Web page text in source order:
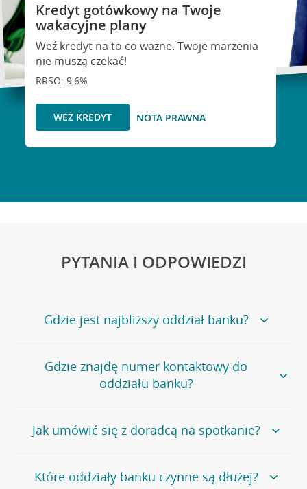
Kredyt gotówkowy na Twoje
wakacyjne plany
Weź kredyt na to co ważne. Twoje marzenia
nie muszą czekać!
RRSO: 9,6%
WEŹ KREDYT NOTA PRAWNA
PYTANIA I ODPOWIEDZI
Gdzie jest najbliższy oddział banku?
Jeśli szukasz oddziału naszego banku, zapraszamy na
stronęPlacówki i bankomaty, na której znajduje się
wygodna wyszukiwarka.
oddziałów
Gdzie znajdę numer kontaktowy do
oddziału banku?
Bank Credit Agricole nie udostępnia ogólnego numeru
telefonu do placówki bankowej.
umówienia się z doradcą w placówce bankowej .
Jak umówić się z doradcą na spotkanie?
Jeśli jesteś już naszym
klientemmożeszsamodzielnieumówić się na spotkanie z
Które oddziały banku czynne są dłużej?